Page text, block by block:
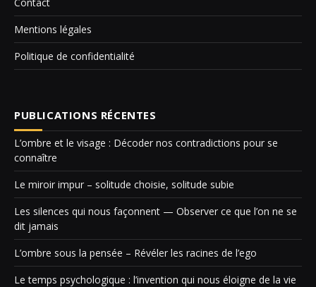
Mentions légales
Politique de confidentialité
PUBLICATIONS RÉCENTES
L’ombre et le visage : Décoder nos contradictions pour se
connaître
Le miroir impur – solitude choisie, solitude subie
Les silences qui nous façonnent — Observer ce que l’on ne se
dit jamais
L’ombre sous la pensée – Révéler les racines de l’ego
Le temps psychologique : l’invention qui nous éloigne de la vie